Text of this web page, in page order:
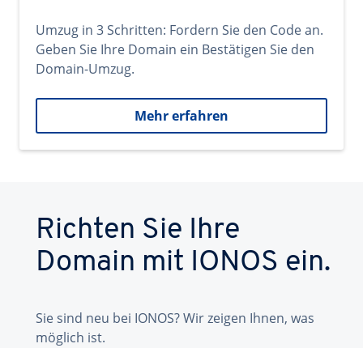
Umzug in 3 Schritten: Fordern Sie den Code an.
Geben Sie Ihre Domain ein Bestätigen Sie den
Domain-Umzug.
Mehr erfahren
Richten Sie Ihre
Domain mit IONOS ein.
Sie sind neu bei IONOS? Wir zeigen Ihnen, was
möglich ist.